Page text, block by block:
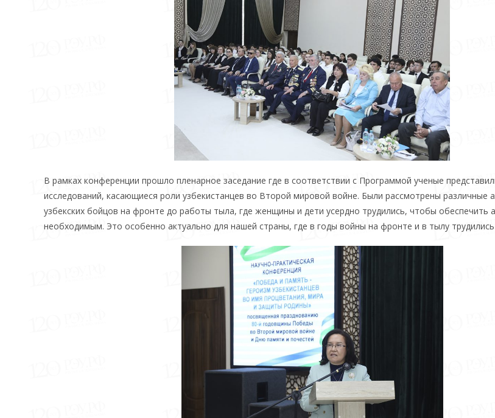
В рамках конференции прошло пленарное заседание где в соответствии с Программой ученые
исследований, касающиеся роли узбекистанцев во Второй мировой войне. Были рассмотрены различные
узбекских бойцов на фронте до работы тыла, где женщины и дети усердно трудились, чтобы обеспечить
необходимым. Это особенно актуально для нашей страны, где в годы войны на фронте и в тылу